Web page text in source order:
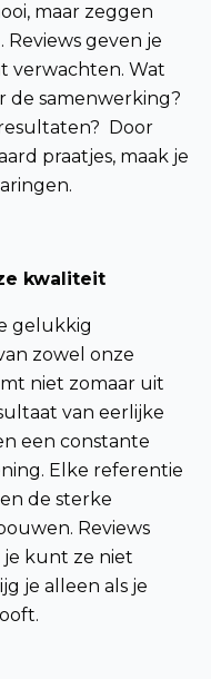
maar zeggen
geven je
verwachten. Wat
de samenwerking?
Door
praatjes, maak je
kwaliteit
gelukkig
zowel onze
niet zomaar uit
van eerlijke
een constante
Elke referentie
de sterke
Reviews
je kunt ze niet
je alleen als je